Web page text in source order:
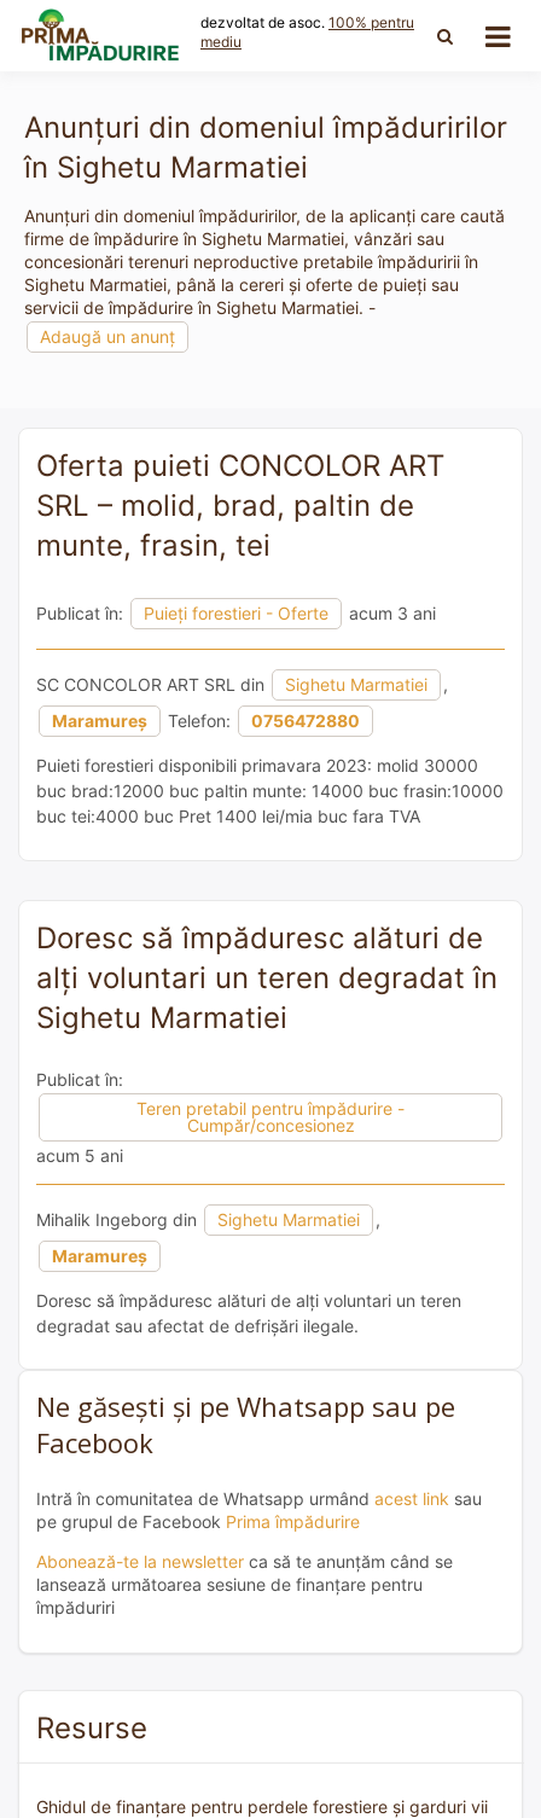
content
dezvoltat de asoc. 100% pentru
mediu
Anunțuri din domeniul împăduririlor
în Sighetu Marmatiei
Anunțuri din domeniul împăduririlor, de la aplicanți care caută
firme de împădurire în Sighetu Marmatiei, vânzări sau
concesionări terenuri neproductive pretabile împăduririi în
Sighetu Marmatiei, până la cereri și oferte de puieți sau
servicii de împădurire în Sighetu Marmatiei. -
Adaugă un anunț
Oferta puieti CONCOLOR ART
SRL – molid, brad, paltin de
munte, frasin, tei
Publicat în: Puieți forestieri - Oferte acum 3 ani
SC CONCOLOR ART SRL din Sighetu Marmatiei
,
Maramureș
Telefon: 0756472880
Puieti forestieri disponibili primavara 2023: molid 30000
buc brad:12000 buc paltin munte: 14000 buc frasin:10000
buc tei:4000 buc Pret 1400 lei/mia buc fara TVA
Doresc să împăduresc alături de
alți voluntari un teren degradat în
Sighetu Marmatiei
Publicat în:
Teren pretabil pentru împădurire -
Cumpăr/concesionez
acum 5 ani
Mihalik Ingeborg din Sighetu Marmatiei
,
Maramureș
Doresc să împăduresc alături de alți voluntari un teren
degradat sau afectat de defrișări ilegale.
Ne găsești și pe Whatsapp sau pe
Facebook
Intră în comunitatea de Whatsapp urmând acest link sau
pe grupul de Facebook Prima împădurire
Abonează-te la newsletter ca să te anunțăm când se
lansează următoarea sesiune de finanțare pentru
împăduriri
Resurse
Ghidul de finanțare pentru perdele forestiere și garduri vii